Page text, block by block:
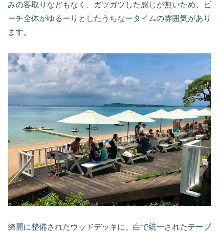
みの客取りなどもなく、ガツガツした感じが無いため、ビ
ーチ全体がゆるーりとしたうちなータイムの雰囲気があり
ます。
綺麗に整備されたウッドデッキに、白で統一されたテーブ